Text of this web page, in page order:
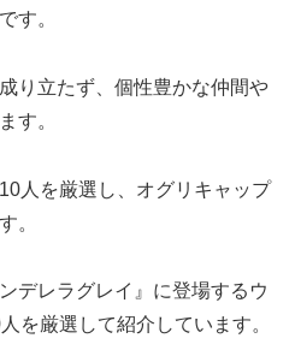
す。
り立たず、個性豊かな仲間や
す。
10人を厳選し、オグリキャップ
。
デレラグレイ』に登場するウ
を厳選して紹介しています。